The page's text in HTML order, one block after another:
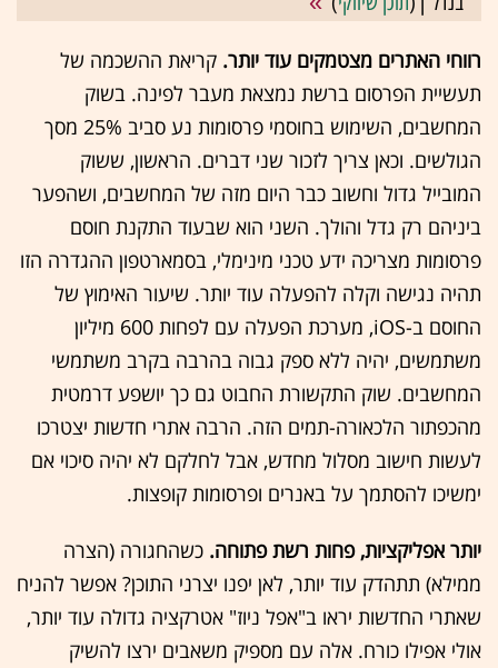
רווחי האתרים מצטמקים עוד יותר. קריאת ההשכמה של
תעשיית הפרסום ברשת נמצאת מעבר לפינה. בשוק
המחשבים, השימוש בחוסמי פרסומות נע סביב 25% מסך
הגולשים. וכאן צריך לזכור שני דברים. הראשון, ששוק
המובייל גדול וחשוב כבר היום מזה של המחשבים, ושהפער
ביניהם רק גדל והולך. השני הוא שבעוד התקנת חוסם
פרסומות מצריכה ידע טכני מינימלי, בסמארטפון ההגדרה הזו
תהיה נגישה וקלה להפעלה עוד יותר. שיעור האימוץ של
החוסם ב-iOS, מערכת הפעלה עם לפחות 600 מיליון
משתמשים, יהיה ללא ספק גבוה בהרבה בקרב משתמשי
המחשבים. שוק התקשורת החבוט גם כך יושפע דרמטית
מהכפתור הלכאורה-תמים הזה. הרבה אתרי חדשות יצטרכו
לעשות חישוב מסלול מחדש, אבל לחלקם לא יהיה סיכוי אם
ימשיכו להסתמך על באנרים ופרסומות קופצות.
יותר אפליקציות, פחות רשת פתוחה. כשהחגורה (הצרה
ממילא) תתהדק עוד יותר, לאן יפנו יצרני התוכן? אפשר להניח
שאתרי החדשות יראו ב"אפל ניוז" אטרקציה גדולה עוד יותר,
אולי אפילו כורח. אלה עם מספיק משאבים ירצו להשיק